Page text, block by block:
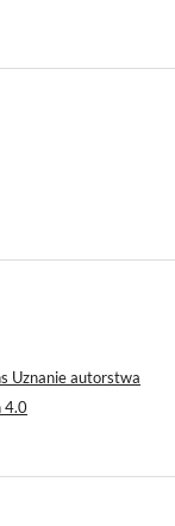
Uznanie autorstwa
4.0